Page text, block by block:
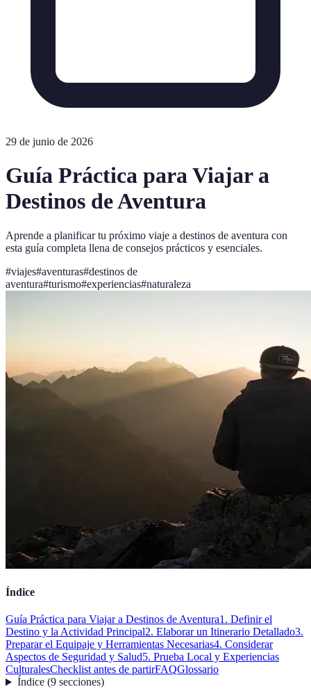
29 de junio de 2026
Guía Práctica para Viajar a
Destinos de Aventura
Aprende a planificar tu próximo viaje a destinos de aventura con
esta guía completa llena de consejos prácticos y esenciales.
#viajes#aventuras#destinos de
aventura#turismo#experiencias#naturaleza
Índice
Guía Práctica para Viajar a Destinos de Aventura1. Definir el
Destino y la Actividad Principal2. Elaborar un Itinerario Detallado3.
Preparar el Equipaje y Herramientas Necesarias4. Considerar
Aspectos de Seguridad y Salud5. Prueba Local y Experiencias
CulturalesChecklist antes de partirFAQGlossario
Índice(9 secciones)